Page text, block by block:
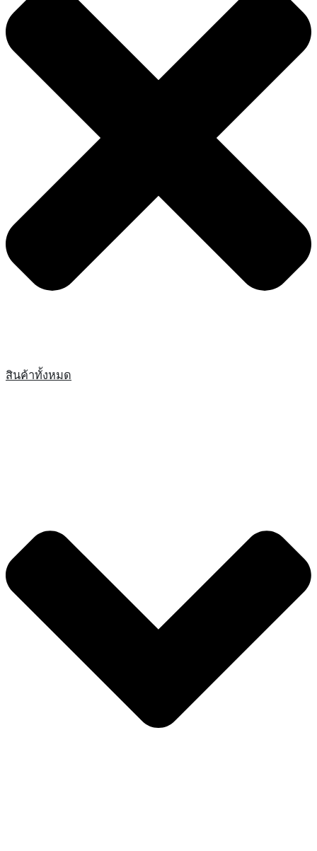
สินค้าทั้งหมด